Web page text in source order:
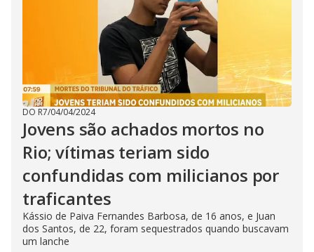
DO R7/04/04/2024
Jovens são achados mortos no
Rio; vítimas teriam sido
confundidas com milicianos por
traficantes
Kássio de Paiva Fernandes Barbosa, de 16 anos, e Juan
dos Santos, de 22, foram sequestrados quando buscavam
um lanche